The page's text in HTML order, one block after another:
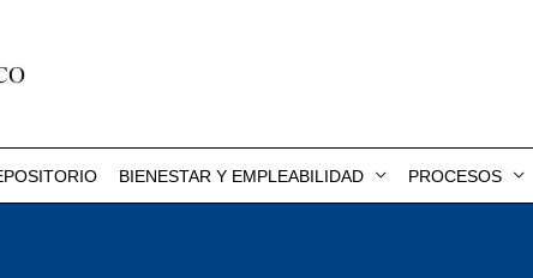
BIENESTAR Y EMPLEABILIDAD PROCESOS